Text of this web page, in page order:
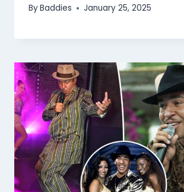
ByBaddies January 25, 2025